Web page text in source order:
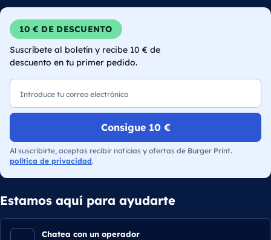
10 € DE DESCUENTO
Suscríbete al boletín y recibe 10 € de
descuento en tu primer pedido.
Consigue 10 €
Al suscribirte, aceptas recibir noticias y ofertas de Burger Print.
política de privacidad.
Estamos aquí para ayudarte
Chatea con un operador